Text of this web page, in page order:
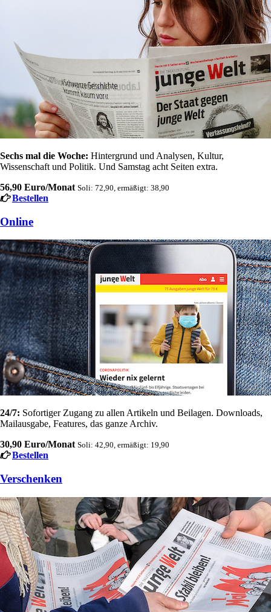
Sechs mal die Woche: Hintergrund und Analysen, Kultur,
Wissenschaft und Politik. Und Samstag acht Seiten extra.
56,90 Euro/Monat Soli: 72,90, ermäßigt: 38,90
Bestellen
Online
24/7: Sofortiger Zugang zu allen Artikeln und Beilagen. Downloads,
Mailausgabe, Features, das ganze Archiv.
30,90 Euro/Monat Soli: 42,90, ermäßigt: 19,90
Bestellen
Verschenken